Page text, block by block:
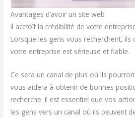
Avantages d’avoir un site web
Il accroît la crédibilité de votre
Lorsque les gens vous recherchent, ils
votre entreprise est sérieuse et fiable.
Ce sera un canal de plus où ils
vous aidera à obtenir de bonnes
recherche. Il est essentiel que vos
les gens vers un canal où ils peuvent